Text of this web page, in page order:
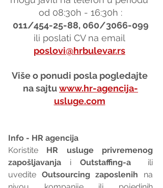
od 08:30h - 16:30h :
011/454-25-88, 060/3066-099
ili poslati CV na email
poslovi@hrbulevar.rs
Više o ponudi posla pogledajte
na sajtu www.hr-agencija-
usluge.com
Info - HR agencija
Koristite HR usluge privremenog
zapošljavanja i Outstaffing-a
  ili
uvedite Outsourcing zaposlenih na